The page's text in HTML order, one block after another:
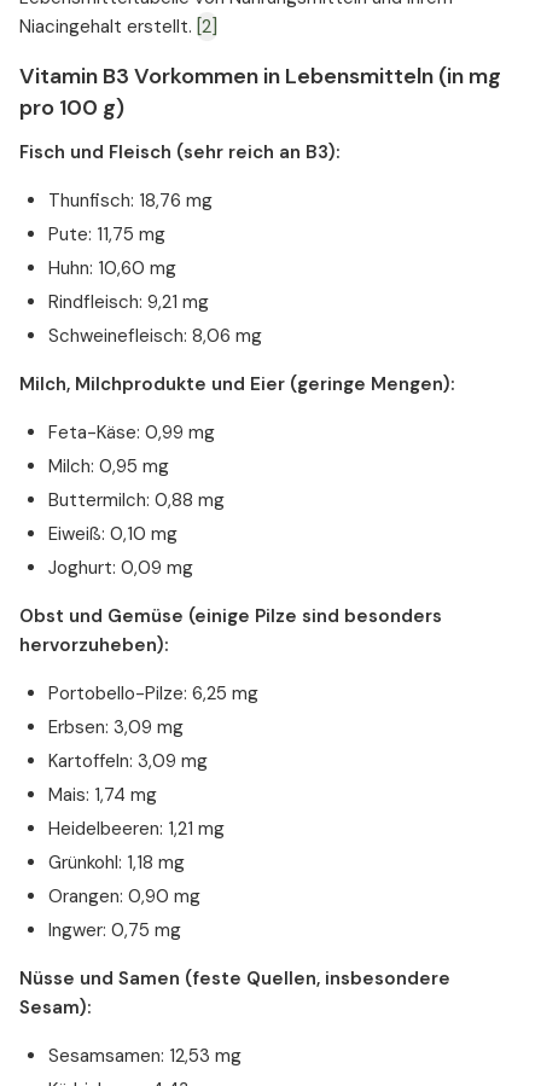
Niacingehalt erstellt. [2]
Vitamin B3 Vorkommen in Lebensmitteln (in mg
pro 100 g)
Fisch und Fleisch (sehr reich an B3):
Thunfisch: 18,76 mg
Pute: 11,75 mg
Huhn: 10,60 mg
Rindfleisch: 9,21 mg
Schweinefleisch: 8,06 mg
Milch, Milchprodukte und Eier (geringe Mengen):
Feta-Käse: 0,99 mg
Milch: 0,95 mg
Buttermilch: 0,88 mg
Eiweiß: 0,10 mg
Joghurt: 0,09 mg
Obst und Gemüse (einige Pilze sind besonders
hervorzuheben):
Portobello-Pilze: 6,25 mg
Erbsen: 3,09 mg
Kartoffeln: 3,09 mg
Mais: 1,74 mg
Heidelbeeren: 1,21 mg
Grünkohl: 1,18 mg
Orangen: 0,90 mg
Ingwer: 0,75 mg
Nüsse und Samen (feste Quellen, insbesondere
Sesam):
Sesamsamen: 12,53 mg